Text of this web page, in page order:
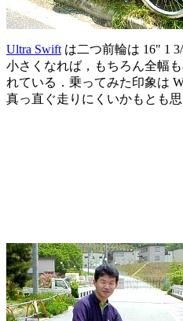
Ultra Swift は二つ前輪は 16" 1
小さくなれば，もちろん全幅
れている．乗ってみた印象は
真っ直ぐ走りにくいかもとも